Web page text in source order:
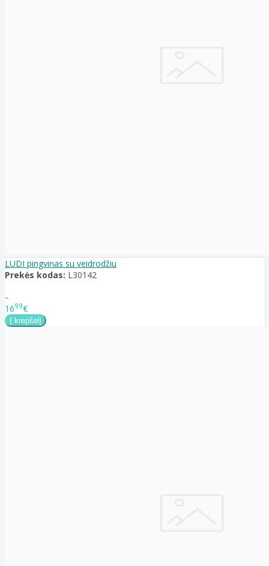
LUDI pingvinas su veidrodžiu
Prekės kodas: L30142
..
1699€